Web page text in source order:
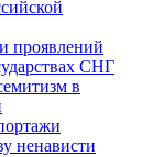
проявлений
СНГ
в
ненависти